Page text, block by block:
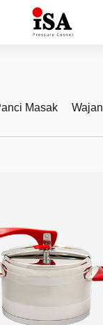
Kami
Masak Wajan